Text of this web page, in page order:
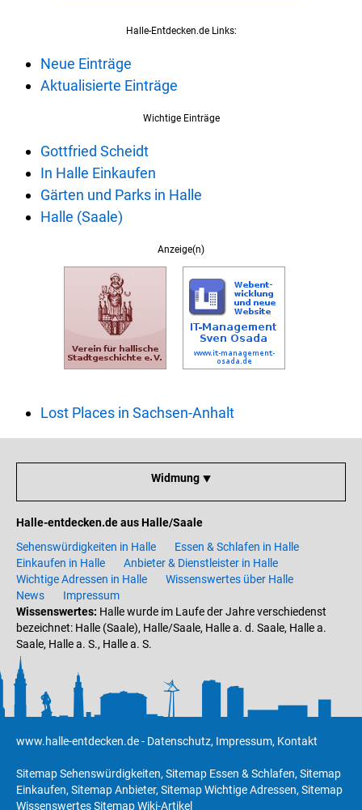
Halle-Entdecken.de Links:
Neue Einträge
Aktualisierte Einträge
Wichtige Einträge
Gottfried Scheidt
In Halle Einkaufen
Gärten und Parks in Halle
Halle (Saale)
Anzeige(n)
Lost Places in Sachsen-Anhalt
Widmung ⯆
Halle-entdecken.de aus Halle/Saale
Sehenswürdigkeiten in Halle
Essen & Schlafen in Halle
Einkaufen in Halle
Anbieter & Dienstleister in Halle
Wichtige Adressen in Halle
Wissenswertes über Halle
News
Impressum
Wissenswertes: Halle wurde im Laufe der Jahre verschiedenst
bezeichnet: Halle (Saale), Halle/Saale, Halle a. d. Saale, Halle a.
Saale, Halle a. S., Halle a. S.
www.halle-entdecken.de- Datenschutz, Impressum, Kontakt
Sitemap Sehenswürdigkeiten, Sitemap Essen & Schlafen, Sitemap
Einkaufen, Sitemap Anbieter, Sitemap Wichtige Adressen, Sitemap
WissenswertesSitemap Wiki-Artikel